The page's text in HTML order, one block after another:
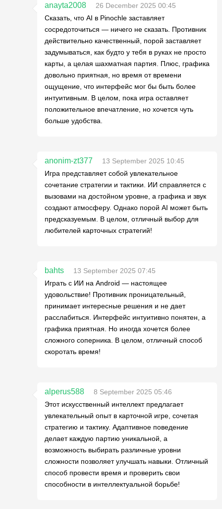
anayta2008
26 December 2025 00:45
Сказать, что AI в Pinochle заставляет
сосредоточиться — ничего не сказать. Противник
действительно качественный, порой заставляет
задумываться, как будто у тебя в руках не просто
карты, а целая шахматная партия. Плюс, графика
довольно приятная, но время от времени
ощущение, что интерфейс мог бы быть более
интуитивным. В целом, пока игра оставляет
положительное впечатление, но хочется чуть
больше удобства.
anonim-zt377
13 September 2025 10:45
Игра представляет собой увлекательное
сочетание стратегии и тактики. ИИ справляется с
вызовами на достойном уровне, а графика и звук
создают атмосферу. Однако порой AI может быть
предсказуемым. В целом, отличный выбор для
любителей карточных стратегий!
bahts
13 September 2025 07:45
Играть с ИИ на Android — настоящее
удовольствие! Противник проницательный,
принимает интересные решения и не дает
расслабиться. Интерфейс интуитивно понятен, а
графика приятная. Но иногда хочется более
сложного соперника. В целом, отличный способ
скоротать время!
alperus588
8 September 2025 05:46
Этот искусственный интеллект предлагает
увлекательный опыт в карточной игре, сочетая
стратегию и тактику. Адаптивное поведение
делает каждую партию уникальной, а
возможность выбирать различные уровни
сложности позволяет улучшать навыки. Отличный
способ провести время и проверить свои
способности в интеллектуальной борьбе!